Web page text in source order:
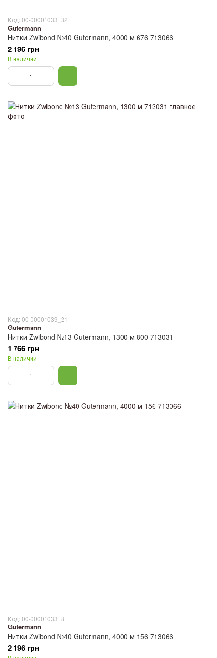
Код: 00-00001033_32
Gutermann
Нитки Zwibond №40 Gutermann, 4000 м 676 713066
2 196 грн
В наличии
Код: 00-00001039_21
Gutermann
Нитки Zwibond №13 Gutermann, 1300 м 800 713031
1 766 грн
В наличии
Код: 00-00001033_8
Gutermann
Нитки Zwibond №40 Gutermann, 4000 м 156 713066
2 196 грн